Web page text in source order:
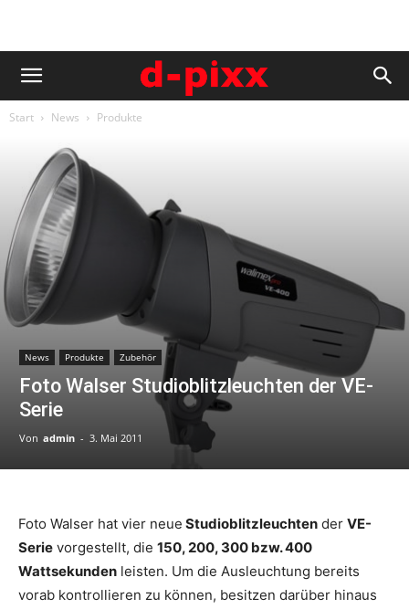
Start News Produkte
News Produkte Zubehör
Foto Walser Studioblitzleuchten der VE-
Serie
Von admin - 3. Mai 2011
Foto Walser hat vier neue Studioblitzleuchten der VE-
Serie vorgestellt, die 150, 200, 300 bzw. 400
Wattsekunden leisten. Um die Ausleuchtung bereits
vorab kontrollieren zu können, besitzen darüber hinaus